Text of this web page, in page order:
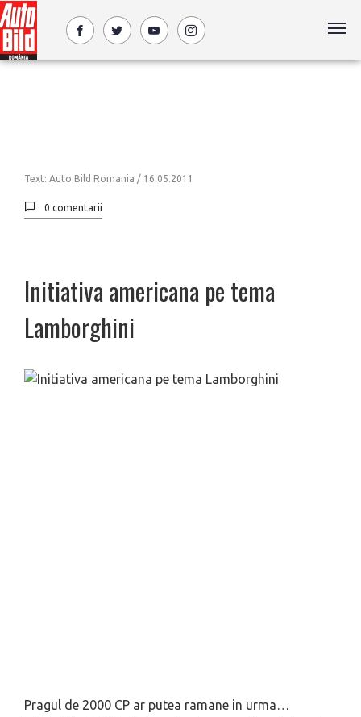
Text: Auto Bild Romania / 16.05.2011
0 comentarii
Initiativa americana pe tema
Lamborghini
Pragul de 2000 CP ar putea ramane in urma…